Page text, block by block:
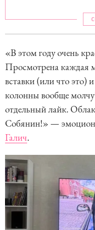
«В этом году очень
Просмотрена
вставки (или что
колонны вообще
отдельный лайк.
Собянин!» —
Галич.